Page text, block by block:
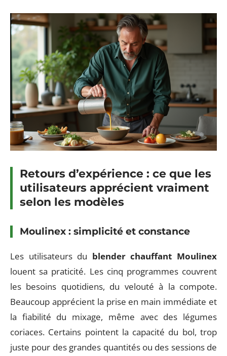
Retours d’expérience : ce que les
utilisateurs apprécient vraiment
selon les modèles
Moulinex : simplicité et constance
Les utilisateurs du blender chauffant Moulinex
louent sa praticité. Les cinq programmes couvrent
les besoins quotidiens, du velouté à la compote.
Beaucoup apprécient la prise en main immédiate et
la fiabilité du mixage, même avec des légumes
coriaces. Certains pointent la capacité du bol, trop
juste pour des grandes quantités ou des sessions de